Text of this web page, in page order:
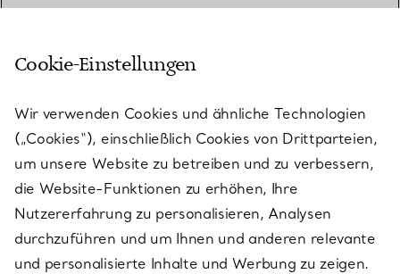
KUNDENSERVICE
SERVICES
ÜBER TIFFANY & CO.
Cookie-Einstellungen
Wir verwenden Cookies und ähnliche Technologien
(„Cookies“), einschließlich Cookies von Drittparteien,
um unsere Website zu betreiben und zu verbessern,
die Website-Funktionen zu erhöhen, Ihre
Nutzererfahrung zu personalisieren, Analysen
durchzuführen und um Ihnen und anderen relevante
und personalisierte Inhalte und Werbung zu zeigen.